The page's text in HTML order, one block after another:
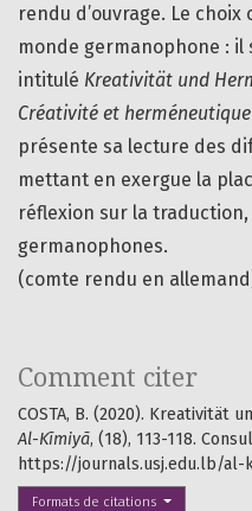
Comment citer
COSTA, B. (2020). Kreativität
Al-Kīmiyā, (18), 113-118.
https://journals.usj.edu.lb/al-
Formats de citations
rendu d’ouvrage. Le
monde germanophone : il
intitulé Kreativität und
Créativité et
présente sa lecture des
mettant en exergue la
réflexion sur la
germanophones.
(comte rendu en